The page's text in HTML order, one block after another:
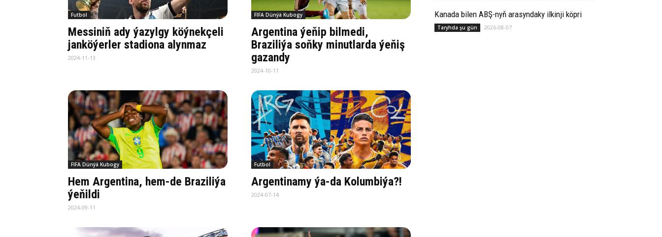
Futbol
Messiniň ady ýazylgy köýnekçeli
janköýerler stadiona alynmaz
2024-11-13
FIFA Dünýä Kubogy
Argentina ýeňip bilmedi,
Braziliýa soňky minutlarda ýeňiş
gazandy
2024-10-11
FIFA Dünýä Kubogy
Hem Argentina, hem-de Braziliýa
ýeňildi
2024-09-11
Futbol
Argentinamy ýa-da Kolumbiýa?!
2024-07-14
Ka­na­da bilen ABŞ-nyň arasyndaky ilkinji köp­ri
Taryhda şu gün 2026-08-07